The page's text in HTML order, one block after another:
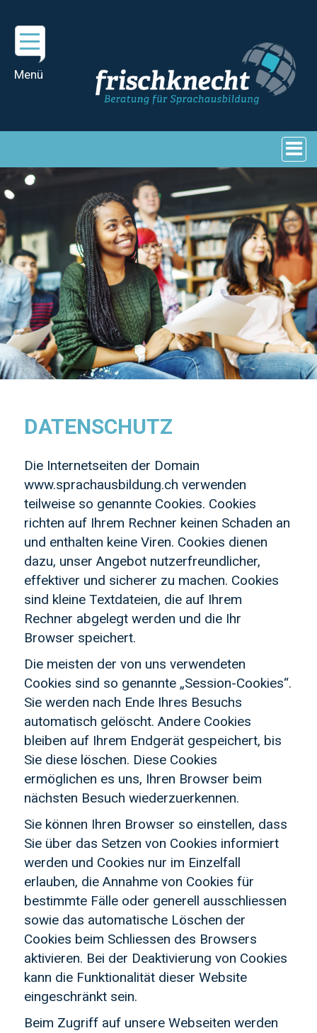
DATENSCHUTZ
Die Internetseiten der Domain
www.sprachausbildung.ch verwenden
teilweise so genannte Cookies. Cookies
richten auf Ihrem Rechner keinen Schaden an
und enthalten keine Viren. Cookies dienen
dazu, unser Angebot nutzerfreundlicher,
effektiver und sicherer zu machen. Cookies
sind kleine Textdateien, die auf Ihrem
Rechner abgelegt werden und die Ihr
Browser speichert.
Die meisten der von uns verwendeten
Cookies sind so genannte „Session-Cookies“.
Sie werden nach Ende Ihres Besuchs
automatisch gelöscht. Andere Cookies
bleiben auf Ihrem Endgerät gespeichert, bis
Sie diese löschen. Diese Cookies
ermöglichen es uns, Ihren Browser beim
nächsten Besuch wiederzuerkennen.
Sie können Ihren Browser so einstellen, dass
Sie über das Setzen von Cookies informiert
werden und Cookies nur im Einzelfall
erlauben, die Annahme von Cookies für
bestimmte Fälle oder generell ausschliessen
sowie das automatische Löschen der
Cookies beim Schliessen des Browsers
aktivieren. Bei der Deaktivierung von Cookies
kann die Funktionalität dieser Website
eingeschränkt sein.
Beim Zugriff auf unsere Webseiten werden